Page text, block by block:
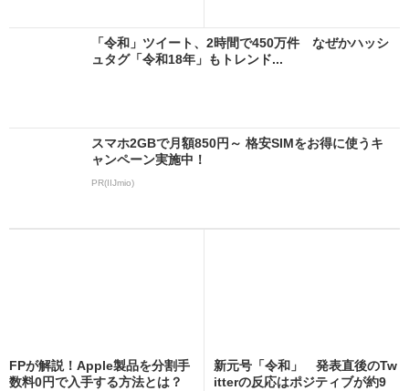
「令和」ツイート、2時間で450万件 なぜかハッシ
ュタグ「令和18年」もトレンド...
スマホ2GBで月額850円～ 格安SIMをお得に使うキ
ャンペーン実施中！
PR(IIJmio)
FPが解説！Apple製品を分割手
数料0円で入手する方法とは？
新元号「令和」 発表直後のTw
itterの反応はポジティブが約9